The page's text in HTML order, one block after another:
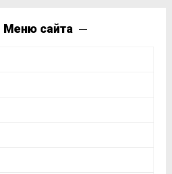
Меню сайта